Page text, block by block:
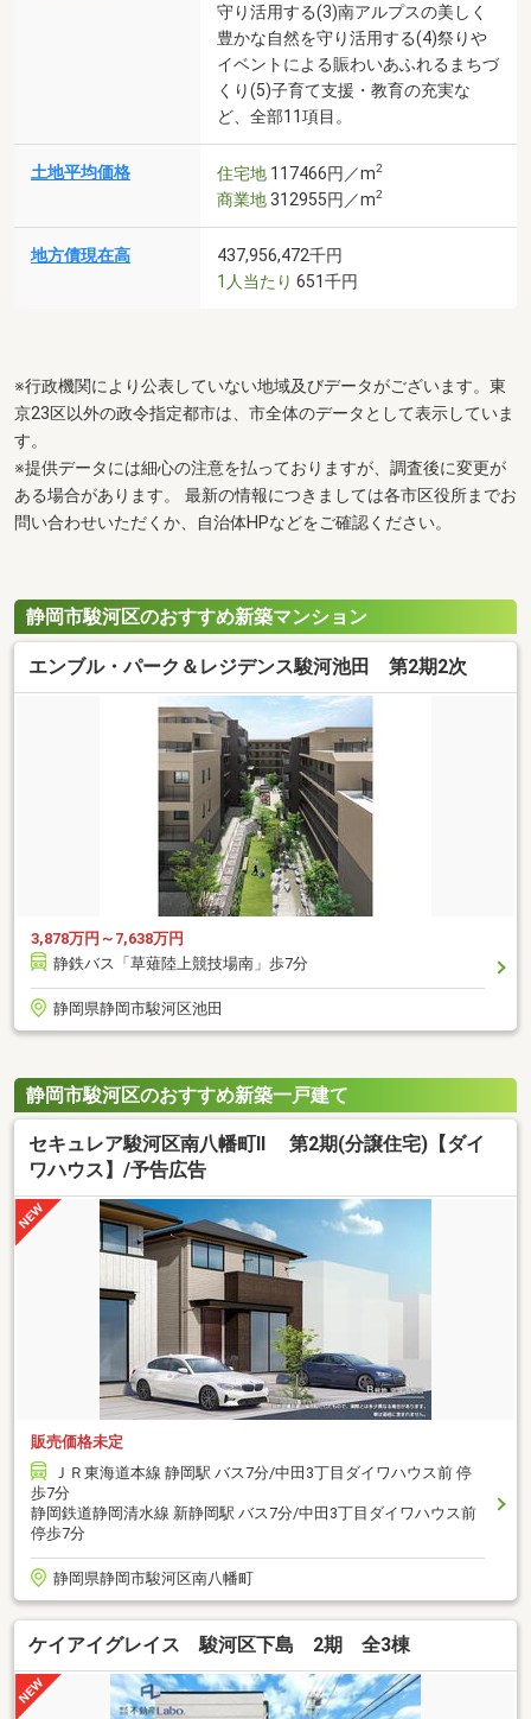
守り活用する(3)南アルプスの美しく
豊かな自然を守り活用する(4)祭りや
イベントによる賑わいあふれるまちづ
くり(5)子育て支援・教育の充実な
ど、全部11項目。
土地平均価格 住宅地 117466円／m2
商業地312955円／m2
地方債現在高
437,956,472千円
1人当たり 651千円
※行政機関により公表していない地域及びデータがございます。東
京23区以外の政令指定都市は、市全体のデータとして表示していま
す。
※提供データには細心の注意を払っておりますが、調査後に変更が
ある場合があります。 最新の情報につきましては各市区役所までお
問い合わせいただくか、自治体HPなどをご確認ください。
静岡市駿河区のおすすめ新築マンション
エンブル・パーク＆レジデンス駿河池田 第2期2次
3,878万円～7,638万円
静鉄バス「草薙陸上競技場南」歩7分
静岡県静岡市駿河区池田
静岡市駿河区のおすすめ新築一戸建て
セキュレア駿河区南八幡町II 第2期(分譲住宅)【ダイ
ワハウス】/予告広告
販売価格未定
ＪＲ東海道本線 静岡駅 バス7分/中田3丁目ダイワハウス前 停
歩7分
静岡鉄道静岡清水線 新静岡駅 バス7分/中田3丁目ダイワハウス前
停歩7分
静岡県静岡市駿河区南八幡町
ケイアイグレイス 駿河区下島 2期 全3棟